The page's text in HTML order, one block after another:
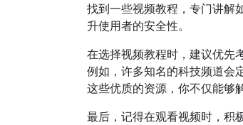
找到一些视频教程，专门讲解
升使用者的安全性。
在选择视频教程时，建议优先
例如，许多知名的科技频道会
这些优质的资源，你不仅能够
最后，记得在观看视频时，积